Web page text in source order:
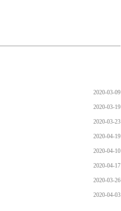
2020-03-09
2020-03-19
2020-03-23
2020-04-19
2020-04-10
2020-04-17
2020-03-26
2020-04-03